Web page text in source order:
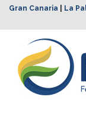
Gran Canaria La